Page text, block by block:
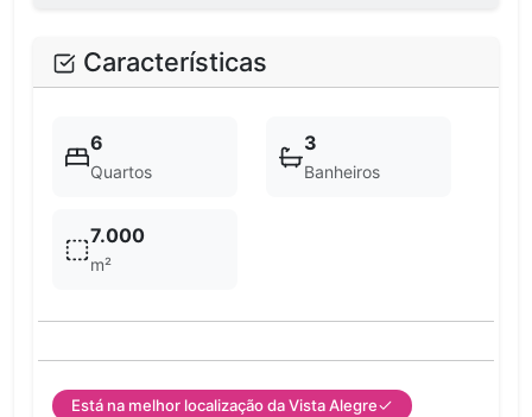
Características
6
Quartos
3
Banheiros
7.000
m²
Está na melhor localização da Vista Alegre